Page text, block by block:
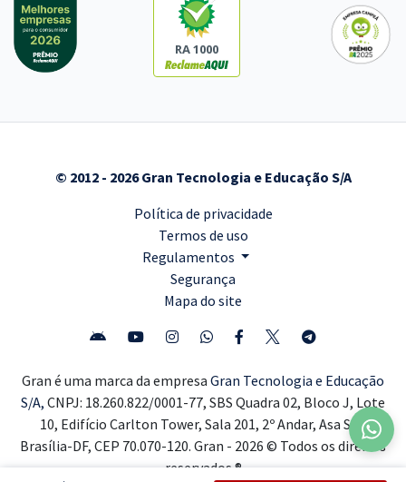
RA 1000
© 2012 - 2026 Gran Tecnologia e Educação S/A
Política de privacidade
Termos de uso
Regulamentos
Segurança
Mapa do site
Gran é uma marca da empresa Gran Tecnologia e Educação
S/A, CNPJ: 18.260.822/0001-77, SBS Quadra 02, Bloco J, Lote
10, Edifício Carlton Tower, Sala 201, 2º Andar, Asa Sul,
Brasília-DF, CEP 70.070-120. Gran - 2026 © Todos os direitos
reservados ®